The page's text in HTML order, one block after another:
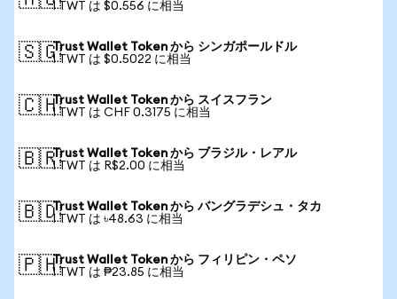
1 TWT は $0.556 に相当
🇸🇬Trust Wallet Token から シンガポールドル
1 TWT は $0.5022 に相当
🇨🇭Trust Wallet Token から スイスフラン
1 TWT は CHF 0.3175 に相当
🇧🇷Trust Wallet Token から ブラジル・レアル
1 TWT は R$2.00 に相当
🇧🇩Trust Wallet Token から バングラデシュ・タカ
1 TWT は ৳48.63 に相当
🇵🇭Trust Wallet Token から フィリピン・ペソ
1 TWT は ₱23.85 に相当